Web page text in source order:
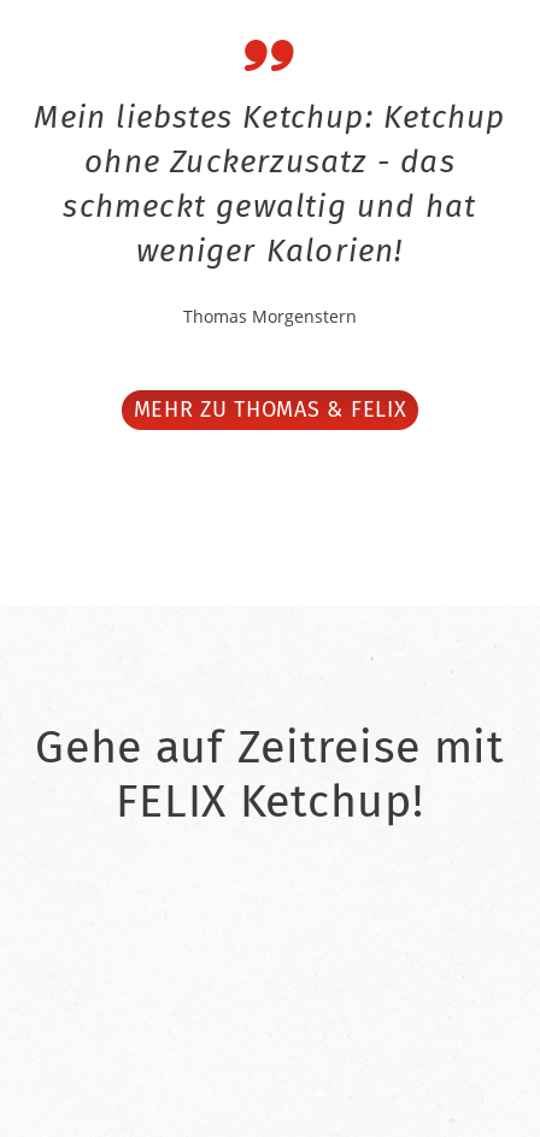
Mein liebstes Ketchup: Ketchup
ohne Zuckerzusatz - das
schmeckt gewaltig und hat
weniger Kalorien!
Thomas Morgenstern
MEHR ZU THOMAS & FELIX
Gehe auf Zeitreise mit
FELIX Ketchup!